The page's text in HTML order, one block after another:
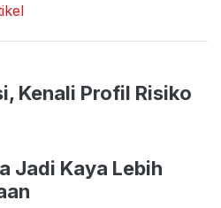
Kenali Profil Risiko
Jadi Kaya Lebih